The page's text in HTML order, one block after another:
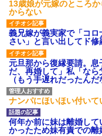
【ネット騒然】惨殺さ
ワマン頂き女子のこの動画
げえええええｗｗｗｗｗｗ
ｗｗｗ
【愕然】白のクラウン
高速道路左車線を制限速度
った結果
百年の恋12-899 食べ
張り合ってくる
【悲報】佐藤輝明・・
でも盛大にやらかす←あ
しませないでくれ
13歳娘が元嫁のところ
からない
義兄嫁が義実家で「コ
さい」と言い出してド修
元旦那から復縁要請。
だ、再婚して」私「な
（もう手遅れだったんだ
ナンパにほいほい付い
何年か前に妹は離婚し
かったため妹有責での